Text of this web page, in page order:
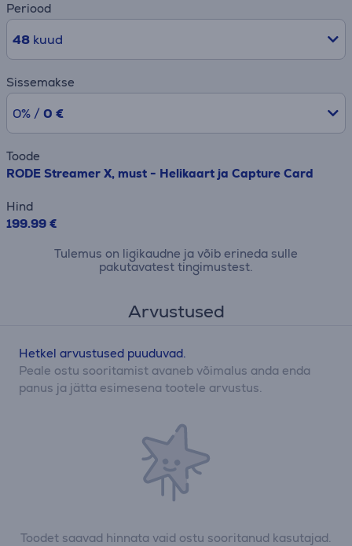
Periood
48kuud
Sissemakse
0% / 0 €
Toode
RODE Streamer X, must - Helikaart ja Capture Card
Hind
199.99 €
Tulemus on ligikaudne ja võib erineda sulle
pakutavatest tingimustest.
Arvustused
Toodet saavad hinnata vaid ostu sooritanud kasutajad.
Hetkel arvustused puuduvad.
Peale ostu sooritamist avaneb võimalus anda enda
panus ja jätta esimesena tootele arvustus.